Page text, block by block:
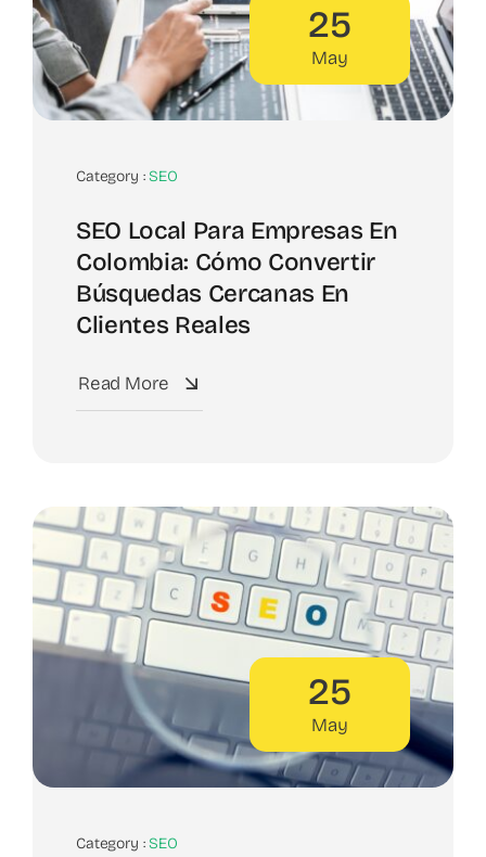
25
May
Category :SEO
SEO Local Para Empresas En
Colombia: Cómo Convertir
Búsquedas Cercanas En
Clientes Reales
Read More
25
May
Category :SEO